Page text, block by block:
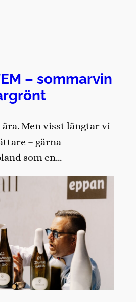
– sommarvin
Men visst längtar vi
– gärna
som en…